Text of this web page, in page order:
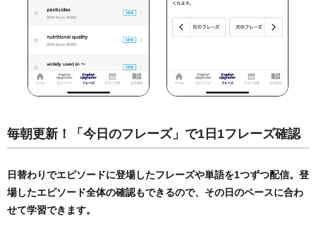
毎朝更新！「今日のフレーズ」で1日1フレーズ確認
日替わりでエピソードに登場したフレーズや単語を1つずつ配信。登
場したエピソード全体の確認もできるので、その日のペースに合わ
せて学習できます。